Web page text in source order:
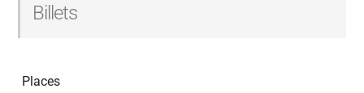
Billets
Places